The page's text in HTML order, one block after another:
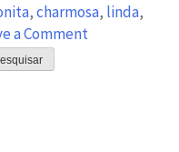
,charmosa, linda,
a Comment